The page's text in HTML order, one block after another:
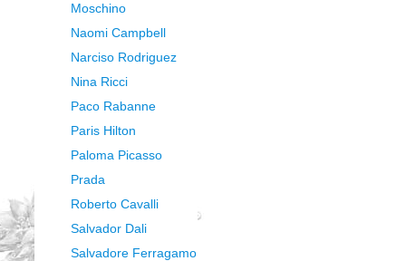
Moschino
Naomi Campbell
Narciso Rodriguez
Nina Ricci
Paco Rabanne
Paris Hilton
Paloma Picasso
Prada
Roberto Cavalli
Salvador Dali
Salvadore Ferragamo